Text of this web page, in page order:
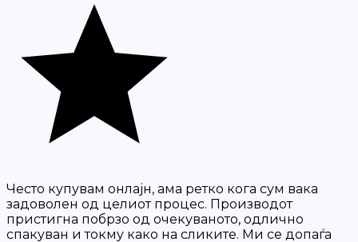
Често купувам онлајн, ама ретко кога сум вака
задоволен од целиот процес. Производот
пристигна побрзо од очекуваното, одлично
спакуван и токму како на сликите. Ми се допаѓа